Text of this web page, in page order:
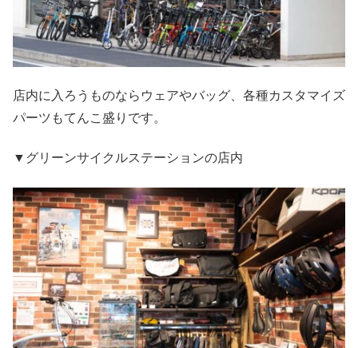
店内に入ろうものならウェアやバッグ、各種カスタマイズ
パーツもてんこ盛りです。
▼グリーンサイクルステーションの店内